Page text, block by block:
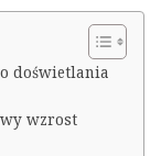
doświetlania
wzrost